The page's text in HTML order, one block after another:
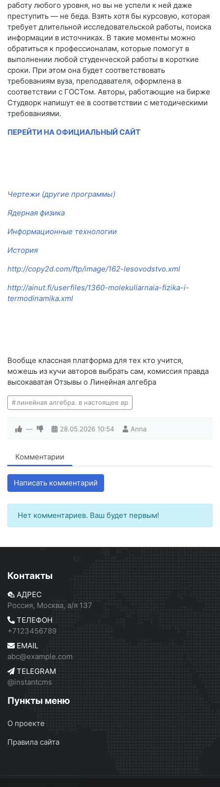
работу любого уровня, но вы не успели к ней даже
преступить — не беда. Взять хотя бы курсовую, которая
требует длительной исследовательской работы, поиска
информации в источниках. В такие моменты можно
обратиться к профессионалам, которые помогут в
выполнении любой студенческой работы в короткие
сроки. При этом она будет соответствовать
требованиям вуза, преподавателя, оформлена в
соответствии с ГОСТом. Авторы, работающие на бирже
Студворк напишут ее в соответствии с методическими
требованиями.
ПЕРЕЙТИ НА ОФИЦИАЛЬНЫЙ САЙТ
Чертежи (другие программы)
Ядерная физика
Информационные технологии
История
http://copy2d.com/ftp/image/162-lesovodstvo.xml
http://ainut.fi/userfiles/1360-molekuliarnaia-fizika-i-
termodinamika.xml
Вообще классная платформа для тех кто учится,
можешь из кучи авторов выбрать сам, комиссия правда
высокаватая Отзывы о Линейная алгебра
линейная алгебра. в настоящее вр
— 28.05.2026 10:54 Anna
Комментарии
Написать комментарий
Нет комментариев. Ваш будет первым!
Контакты
АДРЕС
Россия, Москва, а/я 137
ТЕЛЕФОН
+7123456789
EMAIL
abc@example.com
TELEGRAM
@instantcms
Пункты меню
О проекте
Правила сайта